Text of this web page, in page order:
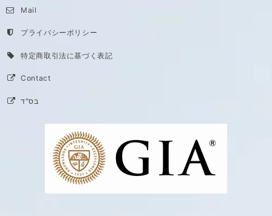
Mail
プライバシーポリシー
特定商取引法に基づく表記
Contact
בס"ד